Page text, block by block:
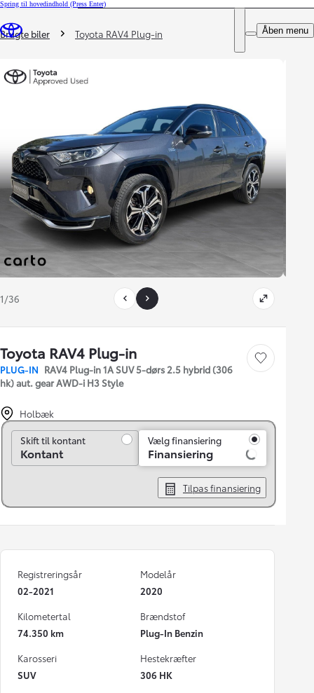
Spring til hovedindhold (Press Enter)
Book prøvetur
DEALER NAME
Åben menu
Du er her
Brugte biler Toyota RAV4 Plug-in
1/36
Toyota RAV4 Plug-in
PLUG-IN RAV4 Plug-in 1A SUV 5-dørs 2.5 hybrid (306
hk) aut. gear AWD-i H3 Style
Gem bil
Holbæk
Skift til kontant
Skift til kontant
Kontant
Vælg finansiering
Finansiering
Tilpas finansiering
Registreringsår
02-2021
Modelår
2020
Kilometertal
74.350 km
Brændstof
Plug-In Benzin
Karosseri
SUV
Hestekræfter
306 HK